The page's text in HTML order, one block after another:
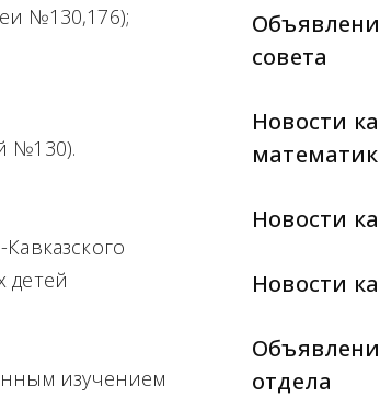
совета
Новости
Новости
Новости
отдела
№130,176);
№130).
детей
изучением